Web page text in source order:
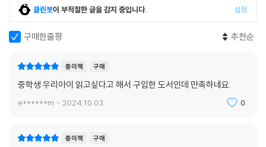
회 심리 개념들은 십 대들이 온전한 나로 행복하게 살아가면서 동시에 사
와준다. 더 다양한 사회와 세상에서 활약할 청소년을 위한 사회 심리 교양
클린봇이 부적절한 글을 감지 중입니다. 설정
구매한줄평 추천순
종이책 구매
중학생 우리아이 읽고싶다고 해서 구입한 도서인데 만족하네요.
e******m 2024.10.03. 0
종이책 구매